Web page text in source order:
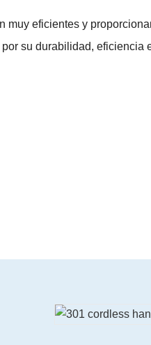
muy eficientes y
su durabilidad, eficiencia